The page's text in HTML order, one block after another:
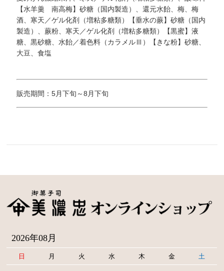
【水羊羹 南高梅】砂糖（国内製造）、還元水飴、梅、梅
酒、寒天／ゲル化剤（増粘多糖類）【垂水の蕨】砂糖（国内
製造）、蕨粉、寒天／ゲル化剤（増粘多糖類）【黒蜜】液
糖、黒砂糖、水飴／着色料（カラメルⅢ）【きな粉】砂糖、
大豆、食塩
販売期間：5月下旬～8月下旬
2026年08月
日 月 火 水 木 金 土